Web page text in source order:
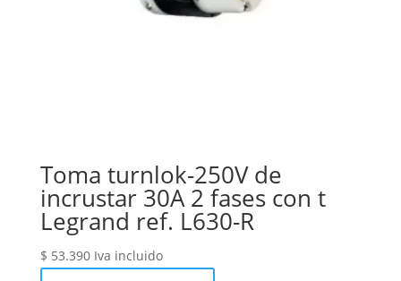
Toma turnlok-250V de
incrustar 30A 2 fases con t
Legrand ref. L630-R
$ 53.390 Iva incluido